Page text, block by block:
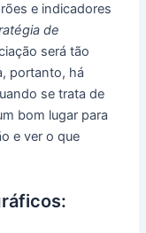
e indicadores
de
será tão
portanto, há
se trata de
bom lugar para
e ver o que